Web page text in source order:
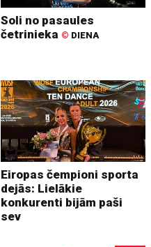
Soli no pasaules
četrinieka © DIENA
Eiropas čempioni sporta
dejās: Lielākie
konkurenti bijām paši
sev